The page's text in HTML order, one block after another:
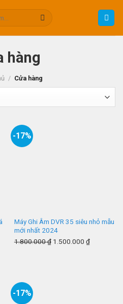
hàng
/ Cửa hàng
-17%
Máy Ghi Âm DVR 35 siêu nhỏ mẫu
mới nhất 2024
1.800.000₫ 1.500.000 ₫
-17%